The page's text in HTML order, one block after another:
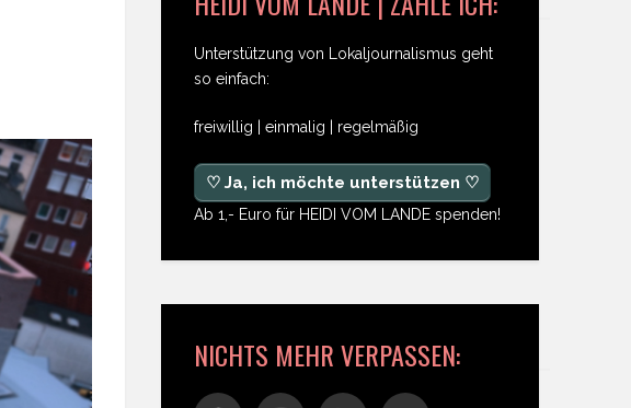
Unterstützung von Lokaljournalismus geht
so einfach:
freiwillig | einmalig | regelmäßig
♡ Ja, ich möchte unterstützen ♡
Ab 1,- Euro für HEIDI VOM LANDE spenden!
NICHTS MEHR VERPASSEN: